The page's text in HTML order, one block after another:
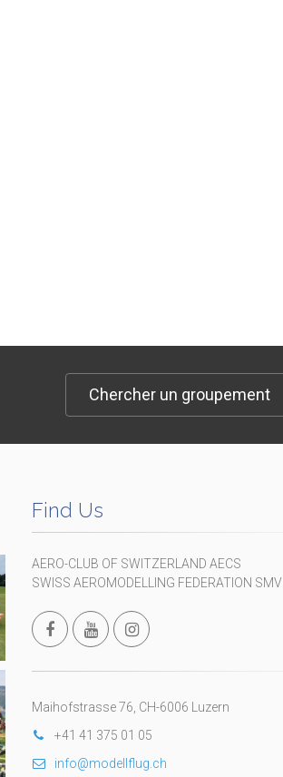
Chercher un groupement
Find Us
AERO-CLUB OF SWITZERLAND AECS
SWISS AEROMODELLING FEDERATION SMV
Maihofstrasse 76, CH-6006 Luzern
+41 41 375 01 05
info@modellflug.ch